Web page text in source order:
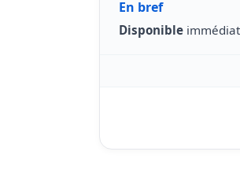
En bref
Disponible